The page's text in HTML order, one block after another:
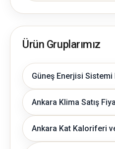
Ürün Gruplarımız
Güneş Enerjisi
Ankara Klima Satış
Ankara Kat Kaloriferi